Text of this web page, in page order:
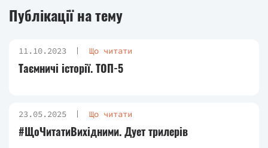
Публікації на тему
11.10.2023 Що читати
Таємничі історії. ТОП-5
23.05.2025 Що читати
#ЩоЧитатиВихідними. Дует трилерів